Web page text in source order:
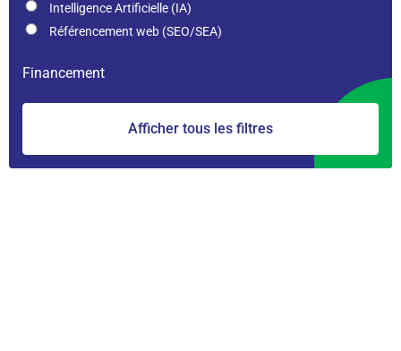
Intelligence Artificielle (IA)
Référencement web (SEO/SEA)
Financement
Afficher tous les filtres